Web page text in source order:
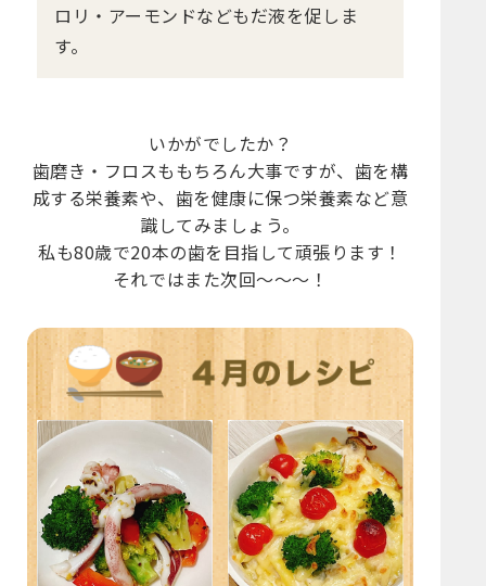
ロリ・アーモンドなどもだ液を促しま
す。
いかがでしたか？
歯磨き・フロスももちろん大事ですが、歯を構
成する栄養素や、歯を健康に保つ栄養素など意
識してみましょう。
私も80歳で20本の歯を目指して頑張ります！
それではまた次回～～～！